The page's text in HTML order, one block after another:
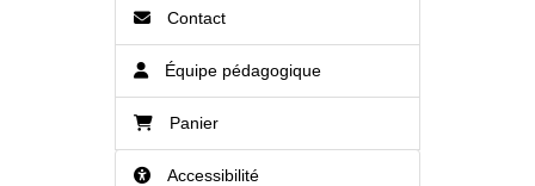
Contact
Équipe pédagogique
Panier
Accessibilité